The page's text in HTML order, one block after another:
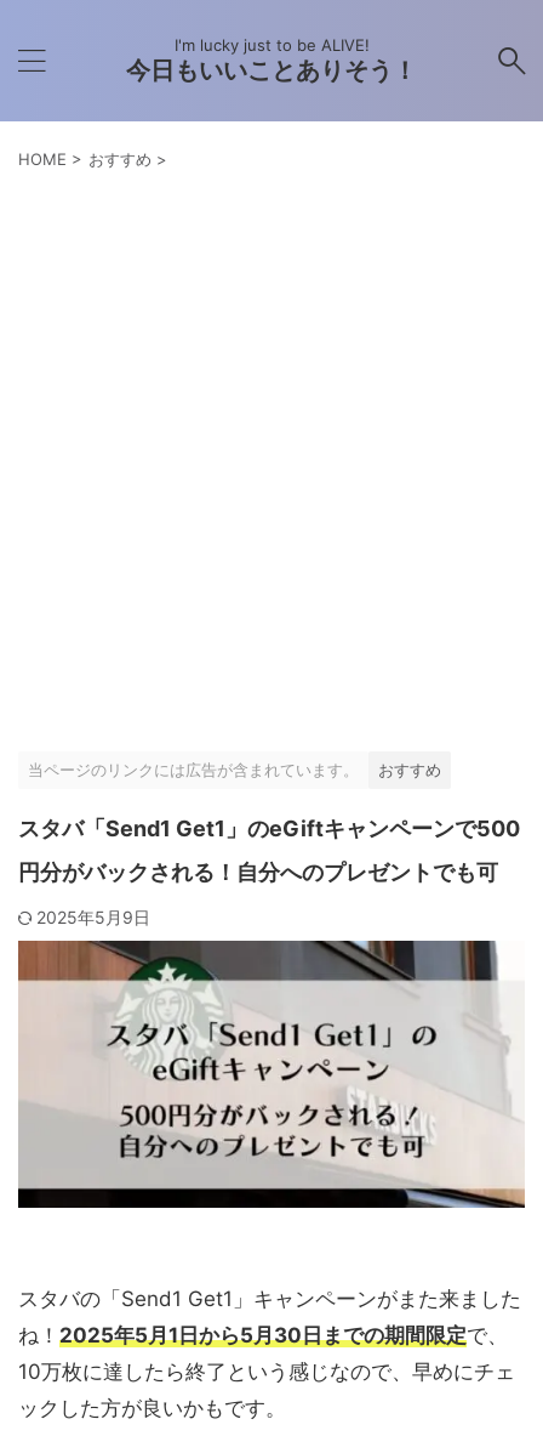
I'm lucky just to be ALIVE!
今日もいいことありそう！
HOME > おすすめ >
当ページのリンクには広告が含まれています。 おすすめ
スタバ「Send1 Get1」のeGiftキャンペーンで500
円分がバックされる！自分へのプレゼントでも可
2025年5月9日
スタバの「Send1 Get1」キャンペーンがまた来ました
ね！ 2025年5月1日から5月30日までの期間限定で、
10万枚に達したら終了という感じなので、早めにチェ
ックした方が良いかもです。